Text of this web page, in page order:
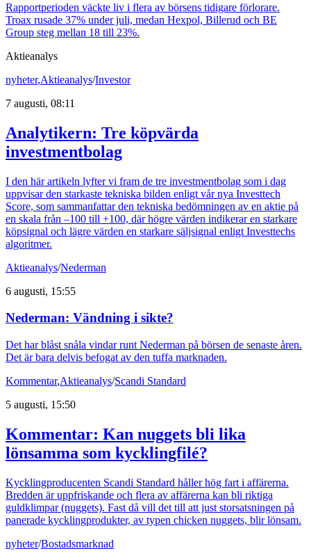
Rapportperioden väckte liv i flera av börsens tidigare förlorare.
Troax rusade 37% under juli, medan Hexpol, Billerud och BE
Group steg mellan 18 till 23%.
Aktieanalys
nyheter,Aktieanalys/Investor
7 augusti, 08:11
Analytikern: Tre köpvärda
investmentbolag
I den här artikeln lyfter vi fram de tre investmentbolag som i dag
uppvisar den starkaste tekniska bilden enligt vår nya Investtech
Score, som sammanfattar den tekniska bedömningen av en aktie på
en skala från –100 till +100, där högre värden indikerar en starkare
köpsignal och lägre värden en starkare säljsignal enligt Investtechs
algoritmer.
Aktieanalys/Nederman
6 augusti, 15:55
Nederman: Vändning i sikte?
Det har blåst snåla vindar runt Nederman på börsen de senaste åren.
Det är bara delvis befogat av den tuffa marknaden.
Kommentar,Aktieanalys/Scandi Standard
5 augusti, 15:50
Kommentar: Kan nuggets bli lika
lönsamma som kycklingfilé?
Kycklingproducenten Scandi Standard håller hög fart i affärerna.
Bredden är uppfriskande och flera av affärerna kan bli riktiga
guldklimpar (nuggets). Fast då vill det till att just storsatsningen på
panerade kycklingprodukter, av typen chicken nuggets, blir lönsam.
nyheter/Bostadsmarknad